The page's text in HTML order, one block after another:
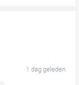
1 dag geleden